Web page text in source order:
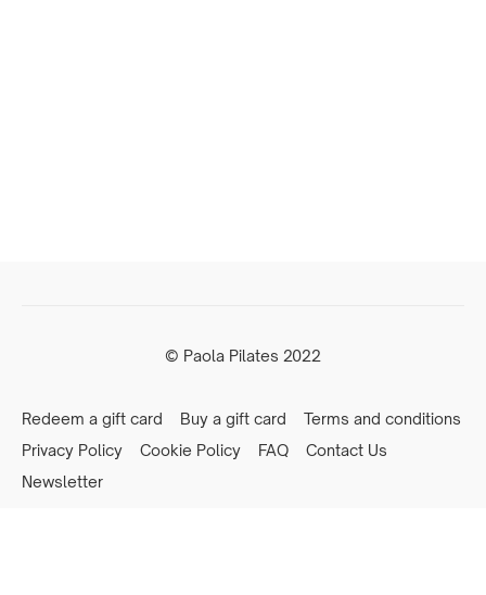
© Paola Pilates 2022
Redeem a gift card Buy a gift card
Terms and conditions
Privacy Policy
Cookie Policy FAQ
Contact Us
Newsletter